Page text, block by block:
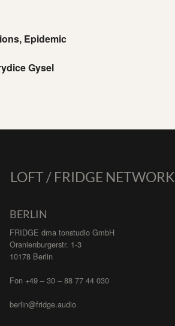
Epidemic
Gysel
LOFT / FRIDGE NETWORK
BERLIN
FRIDGE dma tonstudio GmbH
Oranienburgerstr. 1-3
10178 Berlin
Fon +49 – 30 – 88 77 44 030
berlin@fridge.audio